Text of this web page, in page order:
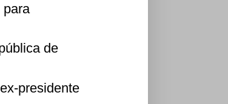
para
de
presidente